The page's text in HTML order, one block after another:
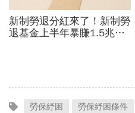
新制勞退分紅來了！新制勞
退基金上半年暴賺1.5兆，
勞保紓困 勞保紓困條件